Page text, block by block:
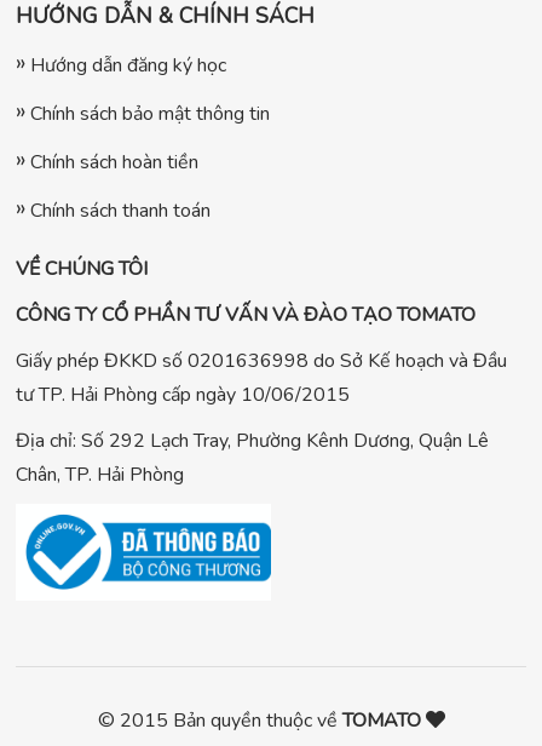
HƯỚNG DẪN & CHÍNH SÁCH
Hướng dẫn đăng ký học
Chính sách bảo mật thông tin
Chính sách hoàn tiền
Chính sách thanh toán
VỀ CHÚNG TÔI
CÔNG TY CỔ PHẦN TƯ VẤN VÀ ĐÀO TẠO TOMATO
Giấy phép ĐKKD số 0201636998 do Sở Kế hoạch và Đầu
tư TP. Hải Phòng cấp ngày 10/06/2015
Địa chỉ: Số 292 Lạch Tray, Phường Kênh Dương, Quận Lê
Chân, TP. Hải Phòng
© 2015 Bản quyền thuộc vềTOMATO